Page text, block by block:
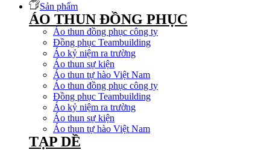
Sản phẩm
ÁO THUN ĐỒNG PHỤC
Áo thun đồng phục công ty
Đồng phục Teambuilding
Áo kỷ niệm ra trường
Áo thun sự kiện
Áo thun tự hào Việt Nam
Áo thun đồng phục công ty
Đồng phục Teambuilding
Áo kỷ niệm ra trường
Áo thun sự kiện
Áo thun tự hào Việt Nam
TẠP DỀ